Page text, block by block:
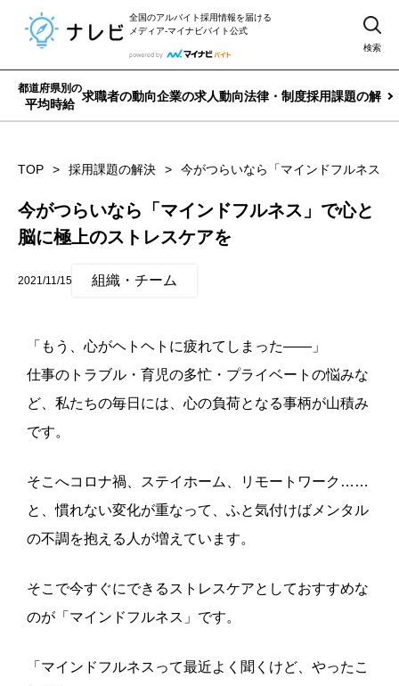
全国のアルバイト採用情報を届ける
メディア-マイナビバイト公式
検索
都道府県別の
平均時給
求職者の動向企業の求人動向法律・制度採用課題の解決
TOP 採用課題の解決 今がつらいなら「マインドフルネス
今がつらいなら「マインドフルネス」で心と
脳に極上のストレスケアを
2021/11/15 組織・チーム
「もう、心がヘトヘトに疲れてしまった——」
仕事のトラブル・育児の多忙・プライベートの悩みな
ど、私たちの毎日には、心の負荷となる事柄が山積み
です。
そこへコロナ禍、ステイホーム、リモートワーク……
と、慣れない変化が重なって、ふと気付けばメンタル
の不調を抱える人が増えています。
そこで今すぐにできるストレスケアとしておすすめな
のが「マインドフルネス」です。
「マインドフルネスって最近よく聞くけど、やったこ